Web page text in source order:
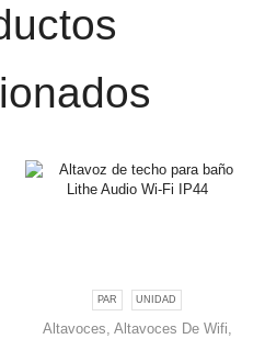
PAR UNIDAD
Altavoces Altavoces De Wifi